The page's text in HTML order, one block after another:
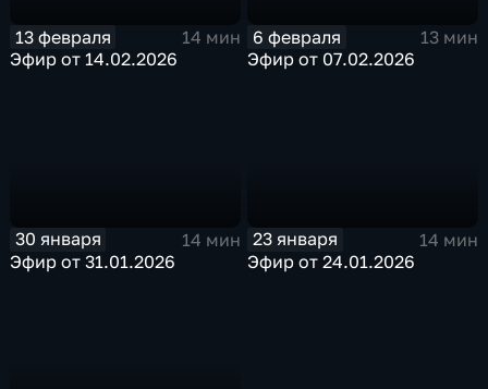
13 февраля
14 мин
Эфир от 14.02.2026
6 февраля
13 мин
Эфир от 07.02.2026
30 января
14 мин
Эфир от 31.01.2026
23 января
14 мин
Эфир от 24.01.2026